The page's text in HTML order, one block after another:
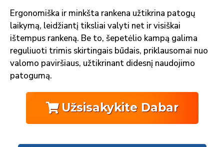
Ergonomiška ir minkšta rankena užtikrina patogų
laikymą, leidžiantį tiksliai valyti net ir visiškai
ištempus rankeną. Be to, šepetėlio kampą galima
reguliuoti trimis skirtingais būdais, priklausomai nuo
valomo paviršiaus, užtikrinant didesnį naudojimo
patogumą.
Užsisakykite Dabar